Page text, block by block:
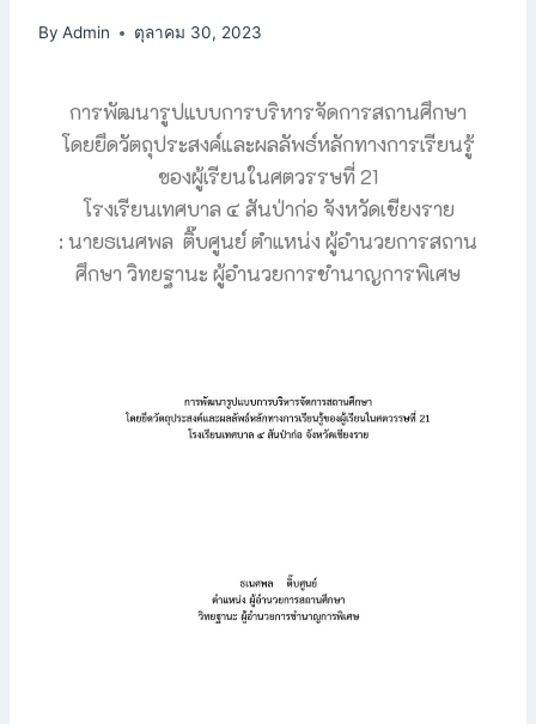
By Admin ตุลาคม 30, 2023
การพัฒนารูปแบบการบริหารจัดการสถานศึกษา
โดยยึดวัตถุประสงค์และผลลัพธ์หลักทางการเรียนรู้
ของผู้เรียนในศตวรรษที่ 21
โรงเรียนเทศบาล ๔ สันป่าก่อ จังหวัดเชียงราย
: นายธเนศพล ติ๊บศูนย์ ตำแหน่ง ผู้อำนวยการสถาน
ศึกษา วิทยฐานะ ผู้อำนวยการชำนาญการพิเศษ